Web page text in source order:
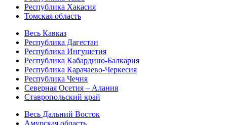
Республика Хакасия
Томская область
Весь Кавказ
Республика Дагестан
Республика Ингушетия
Республика Кабардино-Балкария
Республика Карачаево-Черкесия
Республика Чечня
Северная Осетия – Алания
Ставропольский край
Весь Дальний Восток
Амурская область